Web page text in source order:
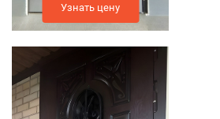
Узнать цену